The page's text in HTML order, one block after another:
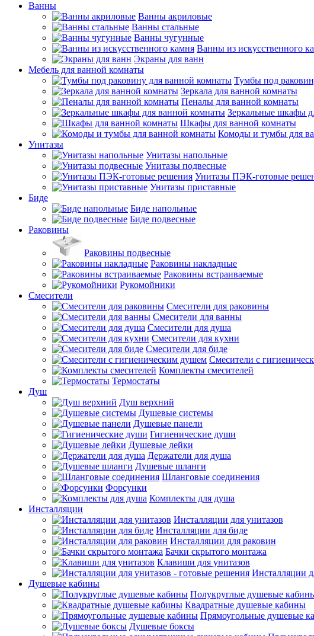
Ванны
Ванны акриловые
Ванны стальные
Ванны чугунные
Ванны из искусственного
Экраны для ванн
Мебель для ванной комнаты
Тумбы под
Зеркала для ванной комнаты
Пеналы для ванной комнаты
Зеркальные шкафы
Шкафы для ванной комнаты
Комоды и тумбы для
Унитазы
Унитазы напольные
Унитазы подвесные
Унитазы ПЭК-готовые
Унитазы приставные
Биде
Биде напольные
Биде подвесные
Раковины
Раковины подвесные
Раковины накладные
Раковины встраиваемые
Рукомойники
Смесители
Смесители для раковины
Смесители для ванны
Смесители для душа
Смесители для кухни
Смесители для биде
Смесители с
Комплекты смесителей
Термостаты
Душ
Душ верхний
Душевые системы
Душевые панели
Гигиенические души
Душевые лейки
Держатели для душа
Душевые шланги
Шланговые соединения
Форсунки
Комплекты для душа
Инсталляции
Инсталляции для унитазов
Инсталляции для биде
Инсталляции для раковин
Бачки скрытого монтажа
Клавиши для унитазов
Инсталляции
Душевые кабины
Полукруглые душевые
Квадратные душевые кабины
Прямоугольные душевые
Душевые боксы